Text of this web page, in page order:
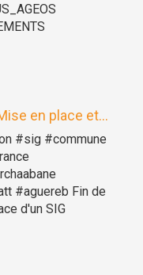
en place et...
#sig #commune
#aguereb Fin de
d'un SIG